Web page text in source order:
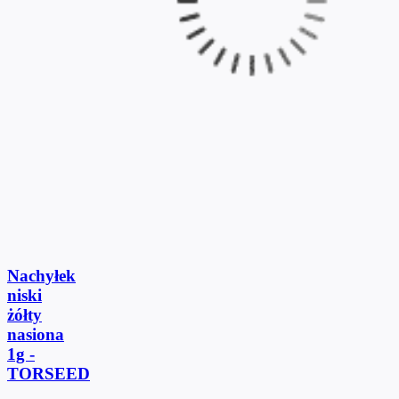
Nachyłek
niski
żółty
nasiona
1g -
TORSEED